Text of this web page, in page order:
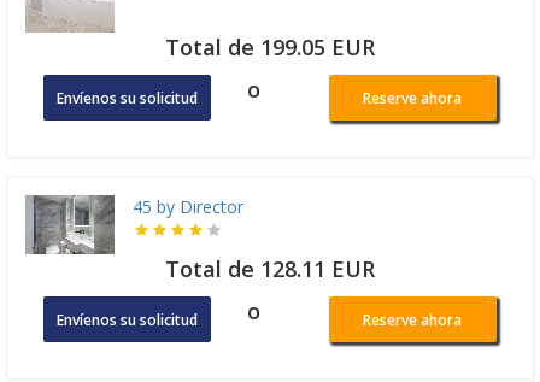
Total de 199.05 EUR
Envíenos su solicitud o Reserve ahora
45 by Director
Total de 128.11 EUR
Envíenos su solicitud o Reserve ahora